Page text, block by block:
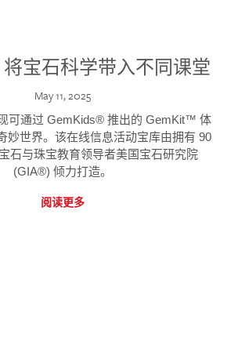
将宝石科学带入不同课堂
May 11, 2025
可通过 GemKids® 推出的 GemKit™ 体
妙世界。该在线信息活动宝库由拥有 90
石与珠宝教育领导者美国宝石研究院
(GIA®) 倾力打造。
阅读更多